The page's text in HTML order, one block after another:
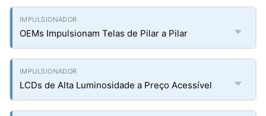
OEMs Impulsionam Telas de Pilar a Pilar
LCDs de Alta Luminosidade a Preço Acessível